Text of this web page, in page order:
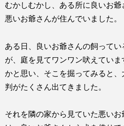
むかしむかし、ある所に良いお爺
悪いお爺さんが住んでいました。
ある日、良いお爺さんの飼ってい
が、庭を見てワンワン吠えていま
かと思い、そこを掘ってみると、
判がたくさん出てきました。
それを隣の家から見ていた悪いお